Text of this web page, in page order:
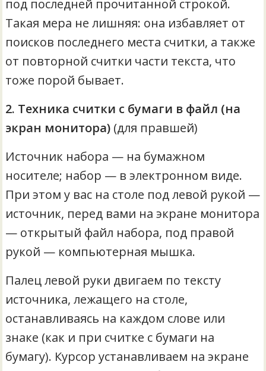
под последней прочитанной строкой.
Такая мера не лишняя: она избавляет от
поисков последнего места считки, а также
от повторной считки части текста, что
тоже порой бывает.
2. Техника считки с бумаги в файл (на
экран монитора) (для правшей)
Источник набора — на бумажном
носителе; набор — в электронном виде.
При этом у вас на столе под левой рукой —
источник, перед вами на экране монитора
— открытый файл набора, под правой
рукой — компьютерная мышка.
Палец левой руки двигаем по тексту
источника, лежащего на столе,
останавливаясь на каждом слове или
знаке (как и при считке с бумаги на
бумагу). Курсор устанавливаем на экране